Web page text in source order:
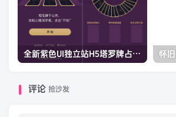
全新紫色UI独立站H5塔罗牌占卜系统源码
评论 抢沙发